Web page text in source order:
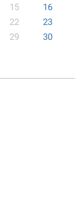
15
16
22
23
29
30